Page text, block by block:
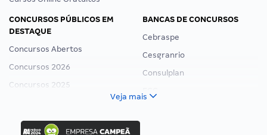
CONCURSOS PÚBLICOS EM
DESTAQUE
Concursos Abertos
Concursos 2026
Concursos 2025
Concurso Nacional Unificado
Concurso Ibama
BANCAS DE CONCURSOS
Cebraspe
Cesgranrio
Consulplan
Veja mais